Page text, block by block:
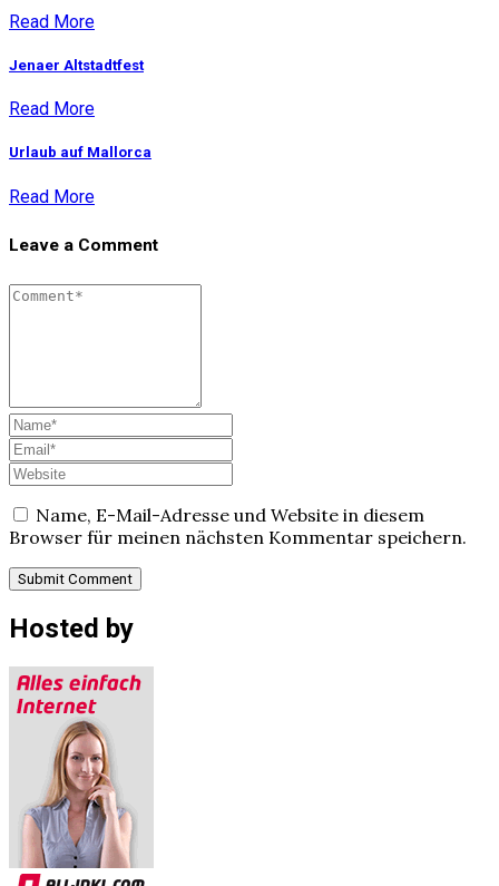
Read More
Jenaer Altstadtfest
Read More
Urlaub auf Mallorca
Read More
Leave a Comment
Name, E-Mail-Adresse und Website in diesem
Browser für meinen nächsten Kommentar speichern.
Hosted by